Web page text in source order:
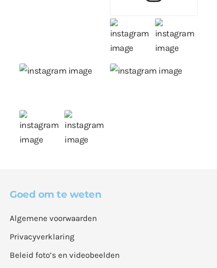
Goed om te weten
Algemene voorwaarden
Privacyverklaring
Beleid foto’s en videobeelden